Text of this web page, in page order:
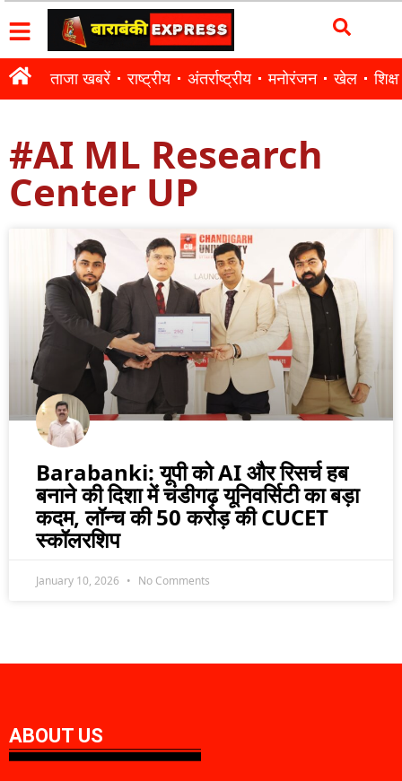
ताजा खबरें राष्ट्रीय अंतर्राष्ट्रीय मनोरंजन खेल शिक्षा
#AI ML Research
Center UP
Barabanki: यूपी को AI और रिसर्च हब
बनाने की दिशा में चंडीगढ़ यूनिवर्सिटी का बड़ा
कदम, लॉन्च की 50 करोड़ की CUCET
स्कॉलरशिप
January 10, 2026 No Comments
ABOUT US